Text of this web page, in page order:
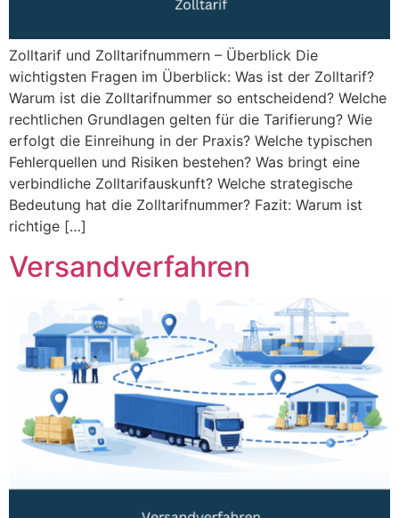
Zolltarif und Zolltarifnummern – Überblick Die
wichtigsten Fragen im Überblick: Was ist der Zolltarif?
Warum ist die Zolltarifnummer so entscheidend? Welche
rechtlichen Grundlagen gelten für die Tarifierung? Wie
erfolgt die Einreihung in der Praxis? Welche typischen
Fehlerquellen und Risiken bestehen? Was bringt eine
verbindliche Zolltarifauskunft? Welche strategische
Bedeutung hat die Zolltarifnummer? Fazit: Warum ist
richtige […]
Versandverfahren